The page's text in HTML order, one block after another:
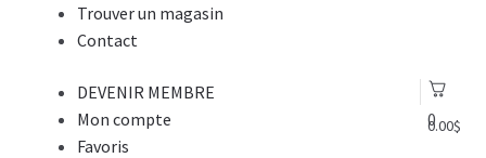
Trouver un magasin
Contact
0
0.00$
DEVENIR MEMBRE
Mon compte
Favoris